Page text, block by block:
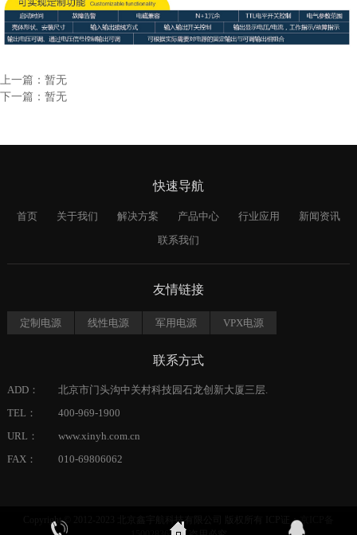
上一篇：暂无
下一篇：暂无
快速导航
首页 关于我们 解决方案 产品中心 行业应用
新闻资讯
联系我们
友情链接
定制电源 线性电源 军用电源 VPX电源
联系方式
ADD：
北京市门头沟中关村科技园石龙创新大厦三层.
TEL：
400-969-1900
URL：
www.xinyh.com.cn
FAX：
010-69806062
Copyright © 2012-2023 北京鑫宇航科技有限公司 版权所有 ICP证：京ICP备